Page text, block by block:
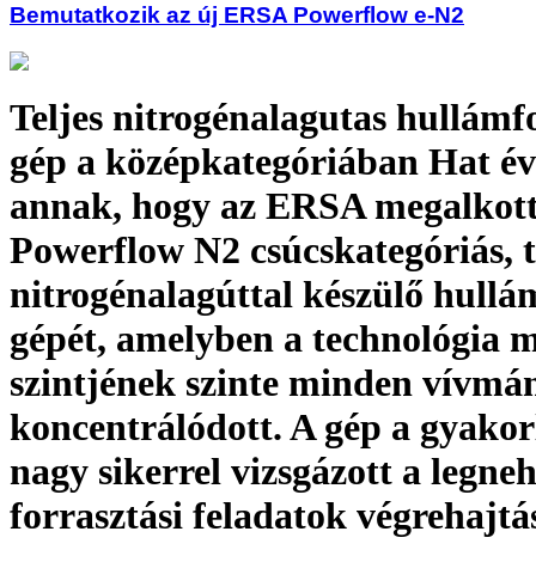
Bemutatkozik az új ERSA Powerflow e-N2
Teljes nitrogénalagutas
gép a középkategóriában Hat
annak, hogy az ERSA
Powerflow N2 csúcskategóriás,
nitrogénalagúttal készülő
gépét, amelyben a technológia
szintjének szinte minden
koncentrálódott. A gép a
nagy sikerrel vizsgázott a
forrasztási feladatok